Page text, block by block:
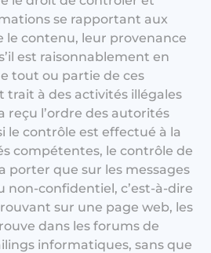
se rapportant aux
le contenu, leur provenance
est raisonnablement en
tout ou partie de ces
à des activités illégales
reçu l’ordre des autorités
le contrôle est effectué à la
compétentes, le contrôle de
porter que sur les messages
non-confidentiel, c’est-à-dire
sur une page web, les
dans les forums de
informatiques, sans que